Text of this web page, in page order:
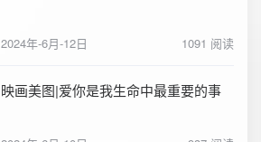
2024年-6月-12日 1091 阅读
映画美图|爱你是我生命中最重要的事